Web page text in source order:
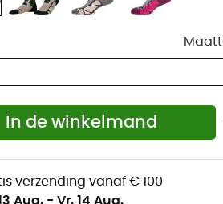
In de winkelmand
verzending vanaf € 100
Aug. - Vr. 14 Aug.